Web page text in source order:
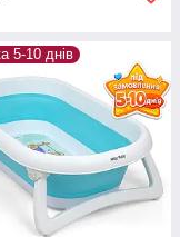
5-10 днів